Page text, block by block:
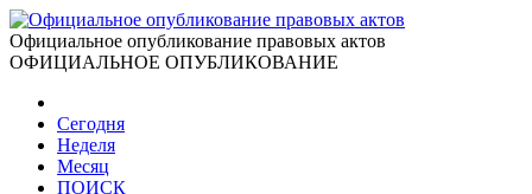
Официальное опубликование правовых актов
ОФИЦИАЛЬНОЕ ОПУБЛИКОВАНИЕ
Сегодня
Неделя
Месяц
ПОИСК